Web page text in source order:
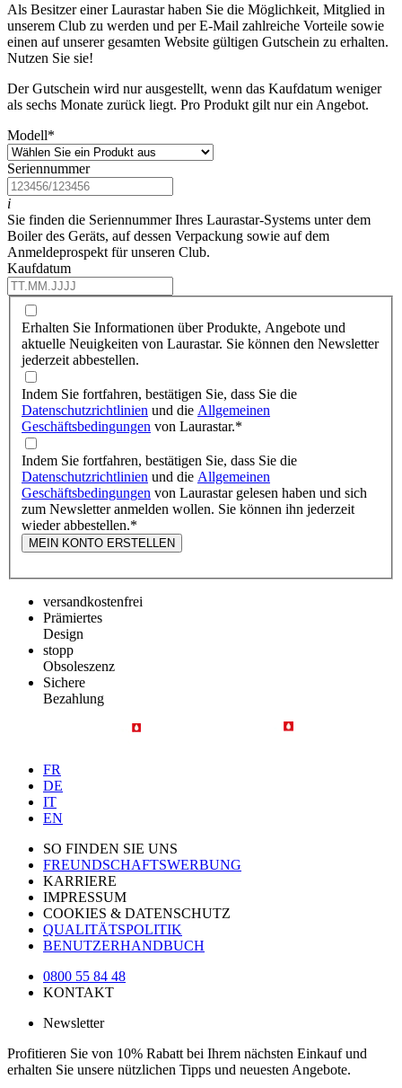
Als Besitzer einer Laurastar haben Sie die Möglichkeit, Mitglied in
unserem Club zu werden und per E-Mail zahlreiche Vorteile sowie
einen auf unserer gesamten Website gültigen Gutschein zu erhalten.
Nutzen Sie sie!
Der Gutschein wird nur ausgestellt, wenn das Kaufdatum weniger
als sechs Monate zurück liegt. Pro Produkt gilt nur ein Angebot.
Modell*
Seriennummer
i
Sie finden die Seriennummer Ihres Laurastar-Systems unter dem
Boiler des Geräts, auf dessen Verpackung sowie auf dem
Anmeldeprospekt für unseren Club.
Kaufdatum
Erhalten Sie Informationen über Produkte, Angebote und
aktuelle Neuigkeiten von Laurastar. Sie können den Newsletter
jederzeit abbestellen.
Indem Sie fortfahren, bestätigen Sie, dass Sie die
Datenschutzrichtlinien und die Allgemeinen
Geschäftsbedingungen von Laurastar.*
Indem Sie fortfahren, bestätigen Sie, dass Sie die
Datenschutzrichtlinien und die Allgemeinen
Geschäftsbedingungen von Laurastar gelesen haben und sich
zum Newsletter anmelden wollen. Sie können ihn jederzeit
wieder abbestellen.*
MEIN KONTO ERSTELLEN
versandkostenfrei
Prämiertes
Design
stopp
Obsoleszenz
Sichere
Bezahlung
FR
DE
IT
EN
SO FINDEN SIE UNS
FREUNDSCHAFTSWERBUNG
KARRIERE
IMPRESSUM
COOKIES & DATENSCHUTZ
QUALITÄTSPOLITIK
BENUTZERHANDBUCH
0800 55 84 48
KONTAKT
Newsletter
Profitieren Sie von 10% Rabatt bei Ihrem nächsten Einkauf und
erhalten Sie unsere nützlichen Tipps und neuesten Angebote.